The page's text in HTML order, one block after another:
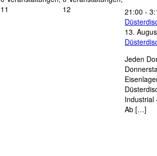
11
12
21:00 -
13.
Jeden
Industrial
Ab […]